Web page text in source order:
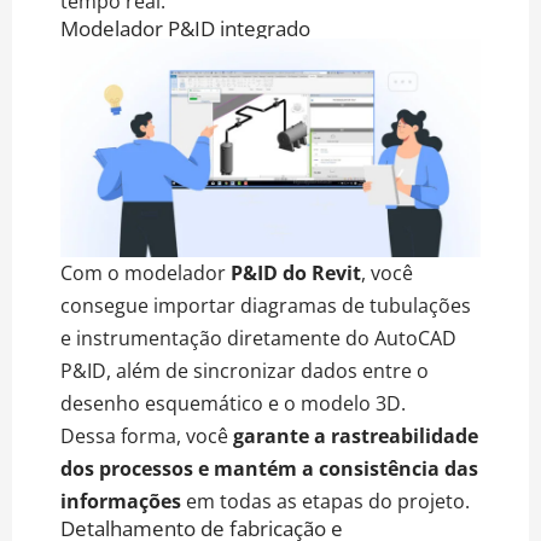
Modelador P&ID integrado
Com o modelador P&ID do Revit, você
consegue importar diagramas de tubulações
e instrumentação diretamente do AutoCAD
P&ID, além de sincronizar dados entre o
desenho esquemático e o modelo 3D.
Dessa forma, vocêgarante a rastreabilidade
dos processos e mantém a consistência das
informações em todas as etapas do projeto.
Detalhamento de fabricação e